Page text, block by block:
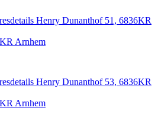
Henry Dunanthof 51, 6836KR
Arnhem
Henry Dunanthof 53, 6836KR
Arnhem